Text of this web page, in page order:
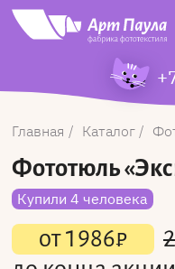
Главная Каталог
Фототюль
Купили 4 человека
от1986₽